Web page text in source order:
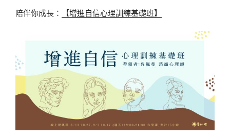
陪伴你成長： 【增進自信心理訓練基礎班】